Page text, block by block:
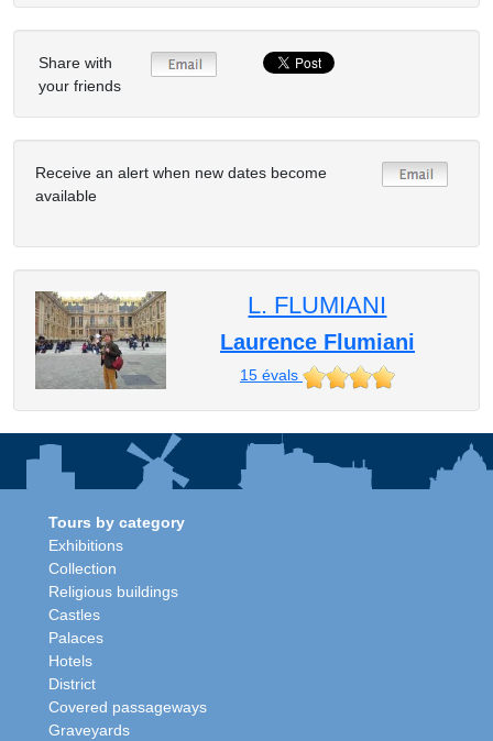
Share with
your friends
Receive an alert when new dates become
available
L. FLUMIANI
Laurence Flumiani
15évals
Tours by category
Exhibitions
Collection
Religious buildings
Castles
Palaces
Hotels
District
Covered passageways
Graveyards